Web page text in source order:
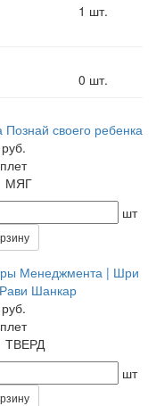
1 шт.
0 шт.
Познай своего ребенка
МЯГ
шт
Менеджмента | Шри
Шанкар
ТВЕРД
шт